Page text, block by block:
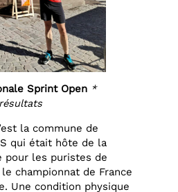
Sprint Open *
la commune de
qui était hôte de la
pour les puristes de
championnat de France
Une condition physique